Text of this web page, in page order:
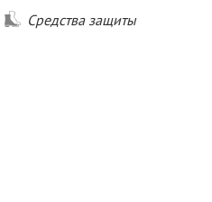
Средства защиты